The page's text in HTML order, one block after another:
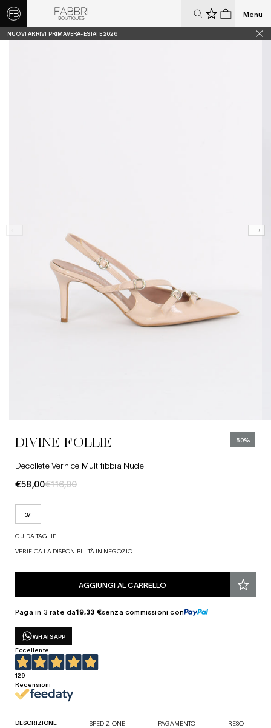
0 0
Menu
NUOVI ARRIVI PRIMAVERA-ESTATE 2026
50%
DIVINE FOLLIE
Decollete Vernice Multifibbia Nude
€58,00€116,00
37
GUIDA TAGLIE
VERIFICA LA DISPONIBILITÀ IN NEGOZIO
AGGIUNGI AL CARRELLO
Paga in 3 rate da19,33 €senza commissioni con
WHATSAPP
Eccellente
129
Recensioni
DESCRIZIONE SPEDIZIONE PAGAMENTO RESO
Cinture
Cappelli